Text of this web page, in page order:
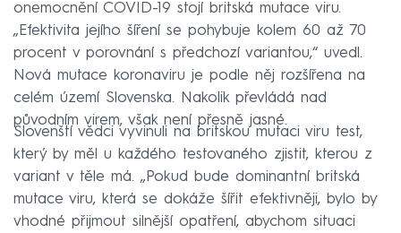
onemocnění COVID-19 stojí britská mutace viru.
„Efektivita jejího šíření se pohybuje kolem 60 až 70
procent v porovnání s předchozí variantou,“ uvedl.
Nová mutace koronaviru je podle něj rozšířena na
celém území Slovenska. Nakolik převládá nad
původním virem, však není přesně jasné.
Slovenští vědci vyvinuli na britskou mutaci viru test,
který by měl u každého testovaného zjistit, kterou z
variant v těle má. „Pokud bude dominantní britská
mutace viru, která se dokáže šířit efektivněji, bylo by
vhodné přijmout silnější opatření, abychom situaci